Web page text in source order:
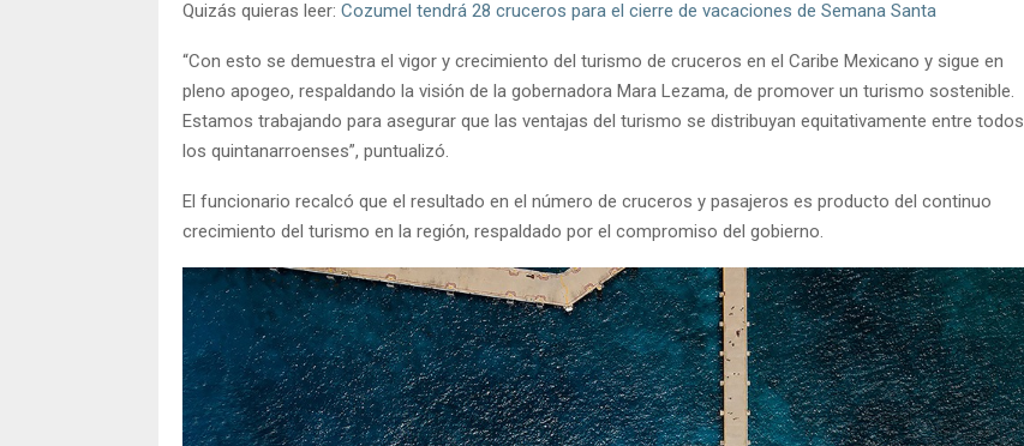
Quizás quieras leer: Cozumel tendrá 28 cruceros para el cierre de vacaciones de Semana Santa
“Con esto se demuestra el vigor y crecimiento del turismo de cruceros en el Caribe Mexicano y sigue en
pleno apogeo, respaldando la visión de la gobernadora Mara Lezama, de promover un turismo sostenible.
Estamos trabajando para asegurar que las ventajas del turismo se distribuyan equitativamente entre todos
los quintanarroenses”, puntualizó.
El funcionario recalcó que el resultado en el número de cruceros y pasajeros es producto del continuo
crecimiento del turismo en la región, respaldado por el compromiso del gobierno.